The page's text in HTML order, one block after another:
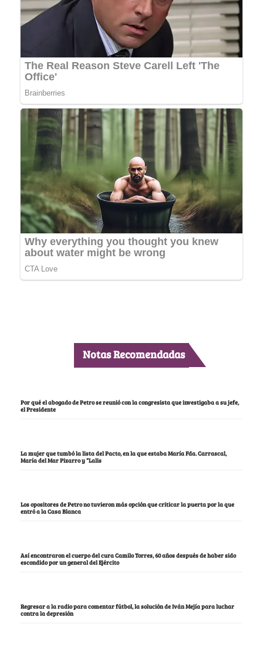
Notas Recomendadas
Por qué el abogado de Petro se reunió con la congresista que investigaba a su jefe,
el Presidente
La mujer que tumbó la lista del Pacto, en la que estaba María Fda. Carrascal,
María del Mar Pizarro y “Lalis
Los opositores de Petro no tuvieron más opción que criticar la puerta por la que
entró a la Casa Blanca
Así encontraron el cuerpo del cura Camilo Torres, 60 años después de haber sido
escondido por un general del Ejército
Regresar a la radio para comentar fútbol, la solución de Iván Mejía para luchar
contra la depresión